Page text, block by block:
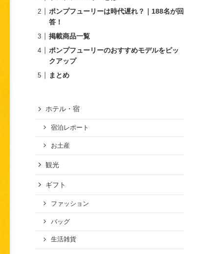
ポンプフューリーは時代遅れ？｜188名が回
答！
掲載商品一覧
ポンプフューリーのおすすめモデルをピッ
クアップ
まとめ
ホテル・宿
宿泊レポート
お土産
観光
ギフト
ファッション
バッグ
生活雑貨